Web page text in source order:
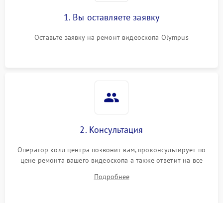
1. Вы оставляете заявку
Оставьте заявку на ремонт видеоскопа Olympus
2. Консультация
Оператор колл центра позвонит вам, проконсультирует по
цене ремонта вашего видеоскопа а также ответит на все
Подробнее